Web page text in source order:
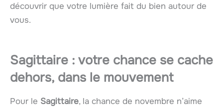
découvrir que votre lumière fait du bien autour de
vous.
Sagittaire : votre chance se cache
dehors, dans le mouvement
Pour le Sagittaire, la chance de novembre n’aime